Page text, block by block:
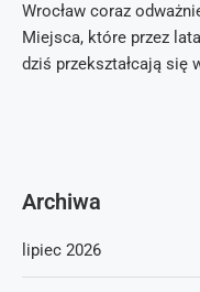
Wrocław coraz
Miejsca, które przez
dziś przekształcają się
Archiwa
lipiec 2026